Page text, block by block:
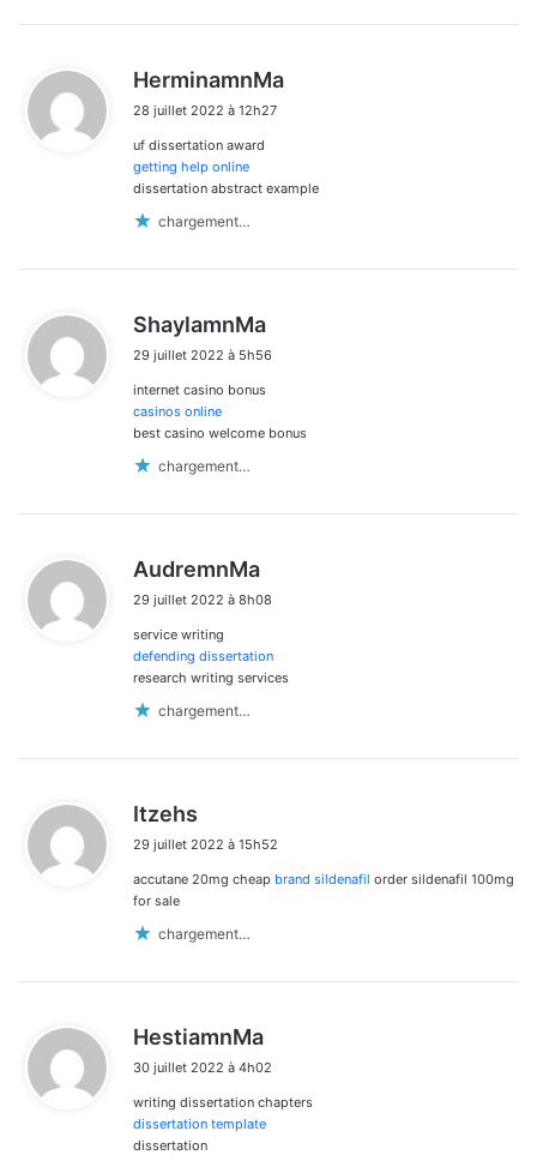
HerminamnMa
28 juillet 2022 à 12h27
uf dissertation award
getting help online
dissertation abstract example
chargement…
ShaylamnMa
t
29 juillet 2022 à 5h56
internet casino bonus
casinos online
best casino welcome bonus
chargement…
AudremnMa
t
:
29 juillet 2022 à 8h08
service writing
defending dissertation
research writing services
chargement…
Itzehs
t
29 juillet 2022 à 15h52
accutane 20mg cheap brand sildenafil order sildenafil 100mg
for sale
chargement…
HestiamnMa
t
:
30 juillet 2022 à 4h02
writing dissertation chapters
dissertation template
dissertation